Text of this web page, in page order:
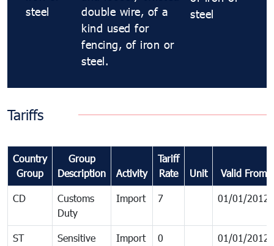
steel
double wire, of a
kind used for
fencing, of iron or
steel.
steel
Tariffs
Country
Group
Group
Description
Activity
Tariff
Rate
Unit Valid From
CD
Customs
Duty
Import 7 01/01/2012
ST
Sensitive
Import 0 01/01/2012